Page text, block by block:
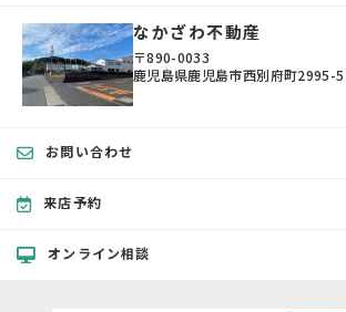
なかざわ不動産
〒890-0033
鹿児島県鹿児島市西別府町2995-5
お問い合わせ
来店予約
オンライン相談